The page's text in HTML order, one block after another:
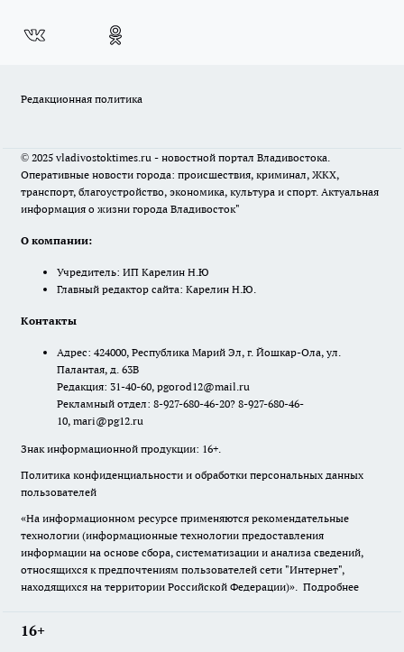
Редакционная политика
© 2025 vladivostoktimes.ru - новостной портал Владивостока.
Оперативные новости города: происшествия, криминал, ЖКХ,
транспорт, благоустройство, экономика, культура и спорт. Актуальная
информация о жизни города Владивосток"
О компании:
Учредитель: ИП Карелин Н.Ю
Главный редактор сайта: Карелин Н.Ю.
Контакты
Адрес: 424000, Республика Марий Эл, г. Йошкар-Ола, ул.
Палантая, д. 63В
Редакция: 31-40-60, pgorod12@mail.ru
Рекламный отдел: 8-927-680-46-20? 8-927-680-46-
10, mari@pg12.ru
Знак информационной продукции: 16+.
Политика конфиденциальности и обработки персональных данных
пользователей
«На информационном ресурсе применяются рекомендательные
технологии (информационные технологии предоставления
информации на основе сбора, систематизации и анализа сведений,
относящихся к предпочтениям пользователей сети "Интернет",
находящихся на территории Российской Федерации)». Подробнее
16+